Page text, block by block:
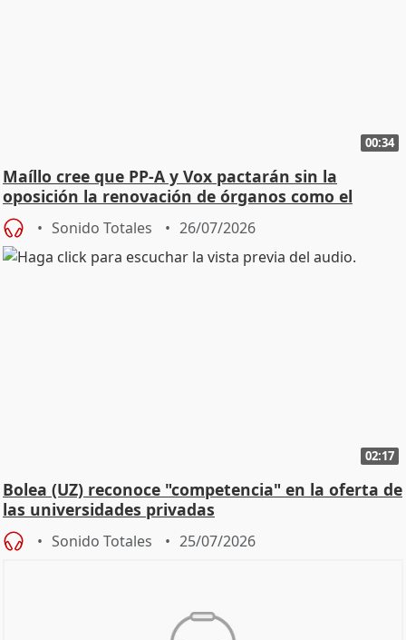
00:34
Maíllo cree que PP-A y Vox pactarán sin la
oposición la renovación de órganos como el
Defensor
Sonido Totales 26/07/2026
02:17
Bolea (UZ) reconoce "competencia" en la oferta de
las universidades privadas
Sonido Totales 25/07/2026